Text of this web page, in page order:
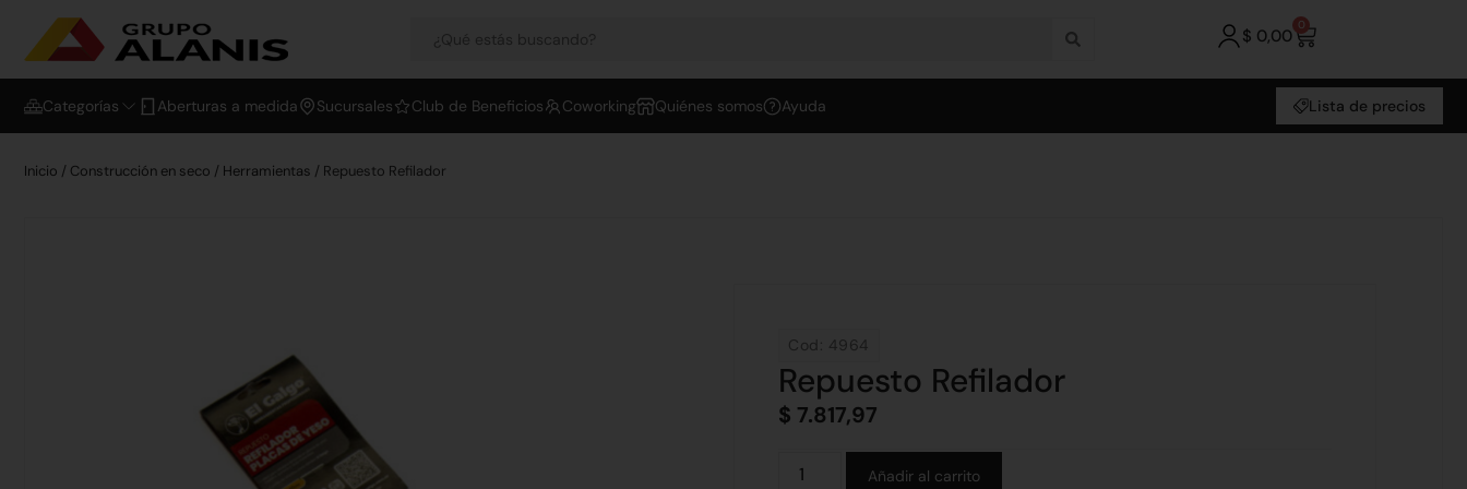
$ 0,00 0
Categorías Aberturas a medida Sucursales Club de Beneficios Coworking Quiénes somos Ayuda Lista de precios
Inicio / Construcción en seco / Herramientas / Repuesto Refilador
Cod: 4964
Repuesto Refilador
$ 7.817,97
Añadir al carrito